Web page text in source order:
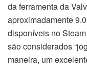
da ferramenta da
aproximadamente
disponíveis no
são considerados
maneira, um